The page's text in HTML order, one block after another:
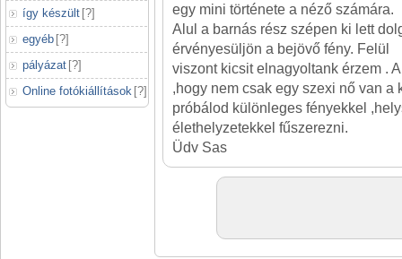
így készült [?]
egyéb [?]
pályázat [?]
Online fotókiállítások [?]
egy mini története a néző számára.
Alul a barnás rész szépen ki lett
érvényesüljön a bejövő fény. Felül
viszont kicsit elnagyoltank érzem .
,hogy nem csak egy szexi nő van a
próbálod különleges fényekkel
élethelyzetekkel fűszerezni.
Üdv Sas